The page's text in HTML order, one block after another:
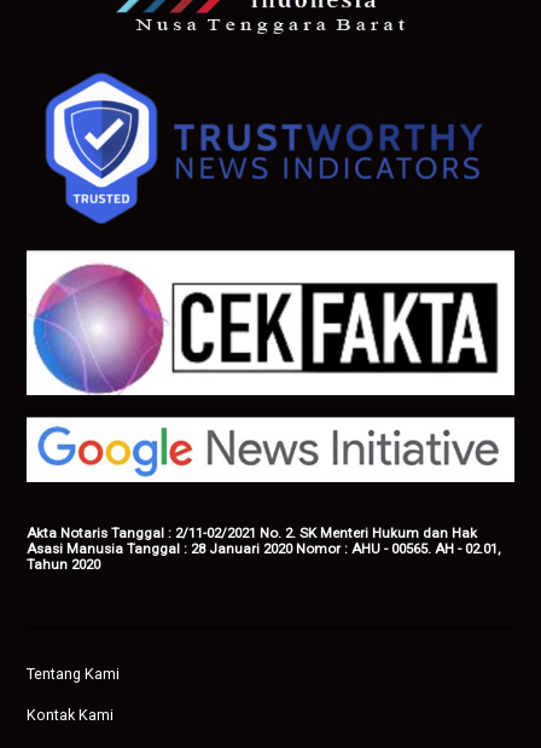
Akta Notaris Tanggal : 2/11-02/2021 No. 2. SK Menteri Hukum dan Hak
Asasi Manusia Tanggal : 28 Januari 2020 Nomor : AHU - 00565. AH - 02.01,
Tahun 2020
Tentang Kami
Kontak Kami